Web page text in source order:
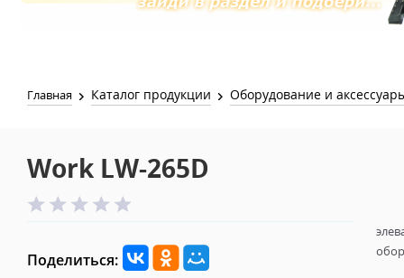
Главная Каталог продукции Оборудование и
Work LW-265D
Поделиться: